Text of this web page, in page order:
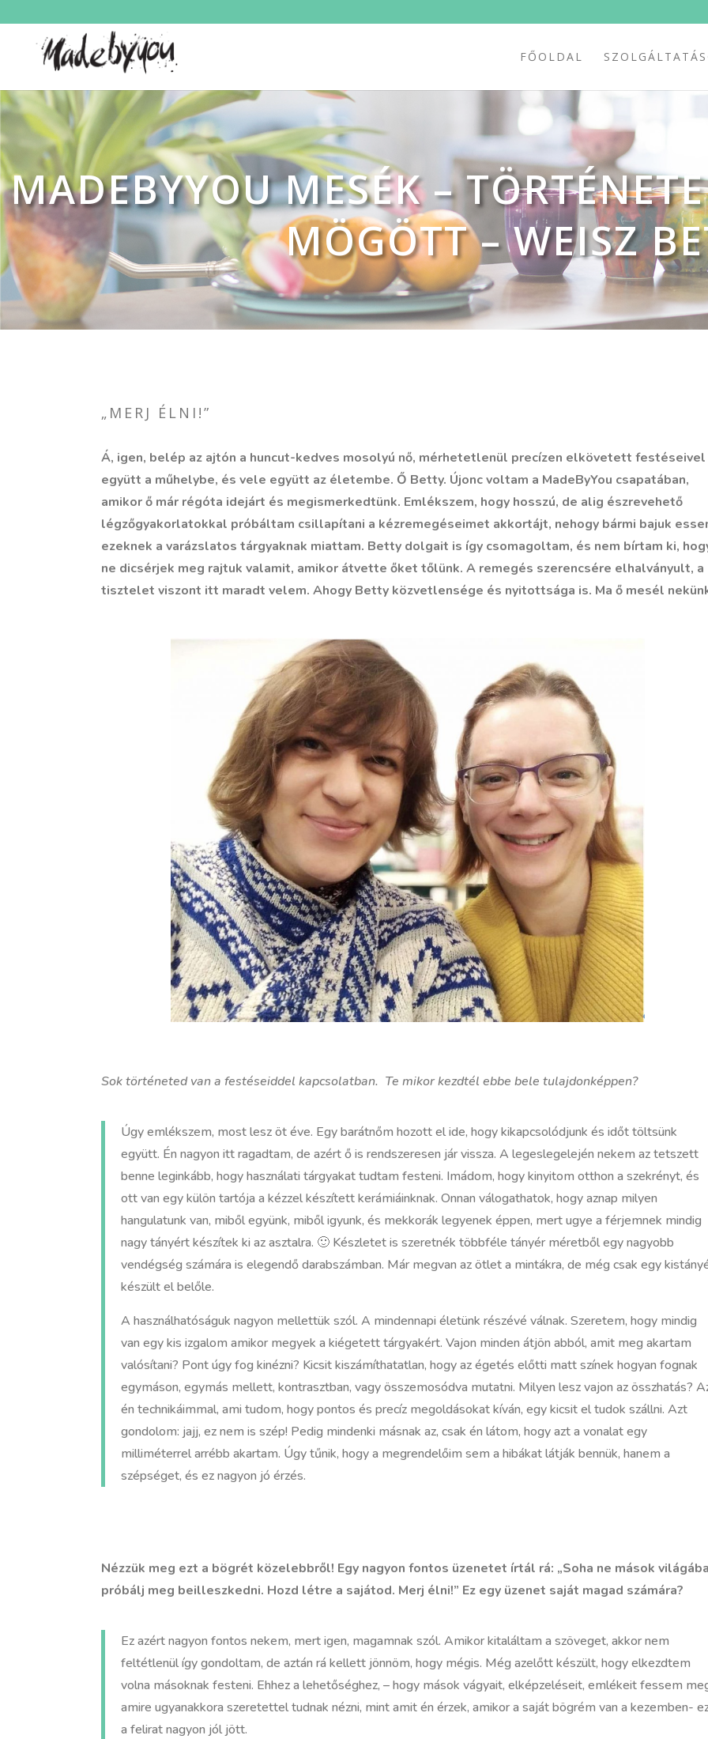
FŐOLDAL
MADEBYYOU MESÉK –
MÖGÖTT – WEISZ
„MERJ ÉLNI!”
Á, igen, belép az ajtón a huncut-kedves mosolyú nő, mérhetetlenül precízen elkövetett festéseivel
együtt a műhelybe, és vele együtt az életembe. Ő Betty. Újonc voltam a MadeByYou csapatában,
amikor ő már régóta idejárt és megismerkedtünk. Emlékszem, hogy hosszú, de alig észrevehető
légzőgyakorlatokkal próbáltam csillapítani a kézremegéseimet akkortájt, nehogy bármi bajuk
ezeknek a varázslatos tárgyaknak miattam. Betty dolgait is így csomagoltam, és nem bírtam ki,
ne dicsérjek meg rajtuk valamit, amikor átvette őket tőlünk. A remegés szerencsére elhalványult, a
tisztelet viszont itt maradt velem. Ahogy Betty közvetlensége és nyitottsága is. Ma ő mesél
Sok történeted van a festéseiddel kapcsolatban. Te mikor kezdtél ebbe bele tulajdonképpen?
Úgy emlékszem, most lesz öt éve. Egy barátnőm hozott el ide, hogy kikapcsolódjunk és időt töltsünk
együtt. Én nagyon itt ragadtam, de azért ő is rendszeresen jár vissza. A legeslegelején nekem az tetszett
benne leginkább, hogy használati tárgyakat tudtam festeni. Imádom, hogy kinyitom otthon a szekrényt, és
ott van egy külön tartója a kézzel készített kerámiáinknak. Onnan válogathatok, hogy aznap milyen
hangulatunk van, miből együnk, miből igyunk, és mekkorák legyenek éppen, mert ugye a férjemnek mindig
nagy tányért készítek ki az asztalra. 🙂 Készletet is szeretnék többféle tányér méretből egy nagyobb
vendégség számára is elegendő darabszámban. Már megvan az ötlet a mintákra, de még csak egy
készült el belőle.
A használhatóságuk nagyon mellettük szól. A mindennapi életünk részévé válnak. Szeretem, hogy mindig
van egy kis izgalom amikor megyek a kiégetett tárgyakért. Vajon minden átjön abból, amit meg akartam
valósítani? Pont úgy fog kinézni? Kicsit kiszámíthatatlan, hogy az égetés előtti matt színek hogyan fognak
egymáson, egymás mellett, kontrasztban, vagy összemosódva mutatni. Milyen lesz vajon az összhatás?
én technikáimmal, ami tudom, hogy pontos és precíz megoldásokat kíván, egy kicsit el tudok szállni. Azt
gondolom: jajj, ez nem is szép! Pedig mindenki másnak az, csak én látom, hogy azt a vonalat egy
milliméterrel arrébb akartam. Úgy tűnik, hogy a megrendelőim sem a hibákat látják bennük, hanem a
szépséget, és ez nagyon jó érzés.
Nézzük meg ezt a bögrét közelebbről! Egy nagyon fontos üzenetet írtál rá: „Soha ne mások
próbálj meg beilleszkedni. Hozd létre a sajátod. Merj élni!” Ez egy üzenet saját magad számára?
Ez azért nagyon fontos nekem, mert igen, magamnak szól. Amikor kitaláltam a szöveget, akkor nem
feltétlenül így gondoltam, de aztán rá kellett jönnöm, hogy mégis. Még azelőtt készült, hogy elkezdtem
volna másoknak festeni. Ehhez a lehetőséghez, – hogy mások vágyait, elképzeléseit, emlékeit fessem
amire ugyanakkora szeretettel tudnak nézni, mint amit én érzek, amikor a saját bögrém van a kezemben-
a felirat nagyon jól jött.